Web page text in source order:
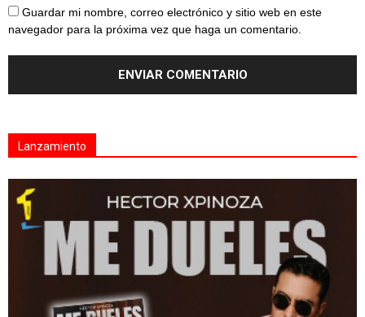
Guardar mi nombre, correo electrónico y sitio web en este
navegador para la próxima vez que haga un comentario.
Lanzamiento